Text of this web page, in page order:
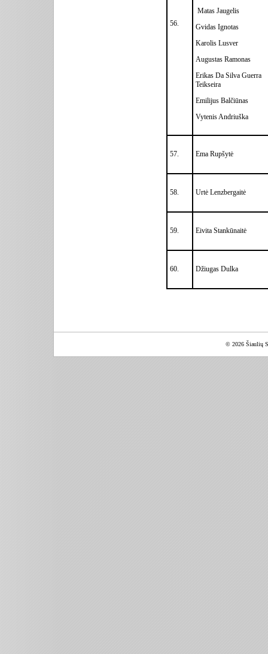
56.
Matas Jaugelis
Gvidas Ignotas
Karolis Lusver
Augustas Ramonas
Erikas Da Silva Guerra
Teikseira
Emilijus Balčiūnas
Vytenis Andriuška
57. Ema Rupšytė
58. Urtė Lenzbergaitė
59. Eivita Stankūnaitė
60. Džiugas Dulka
© 2026 Šiaulių